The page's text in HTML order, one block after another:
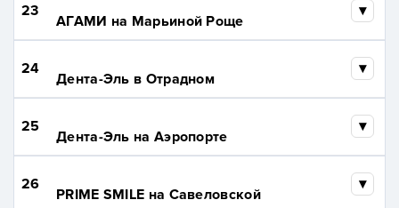
23
АГАМИ на Марьиной Роще
24
Дента-Эль в Отрадном
25
Дента-Эль на Аэропорте
26
PRIME SMILE на Савеловской